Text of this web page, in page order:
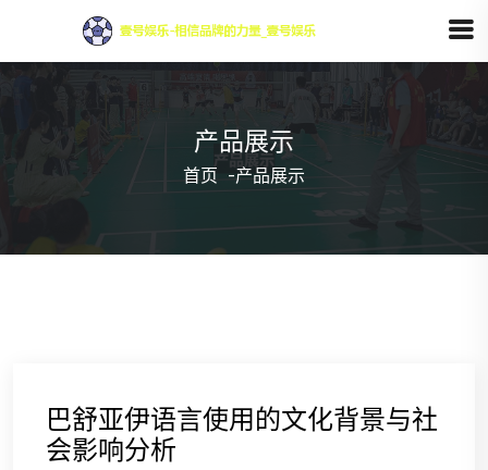
产品展示
首页 -产品展示
巴舒亚伊语言使用的文化背景与社
会影响分析